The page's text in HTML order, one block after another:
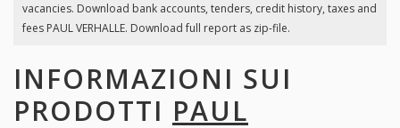
vacancies. Download bank accounts, tenders, credit history, taxes and
fees PAUL VERHALLE. Download full report as zip-file.
INFORMAZIONI SUI
PRODOTTI PAUL